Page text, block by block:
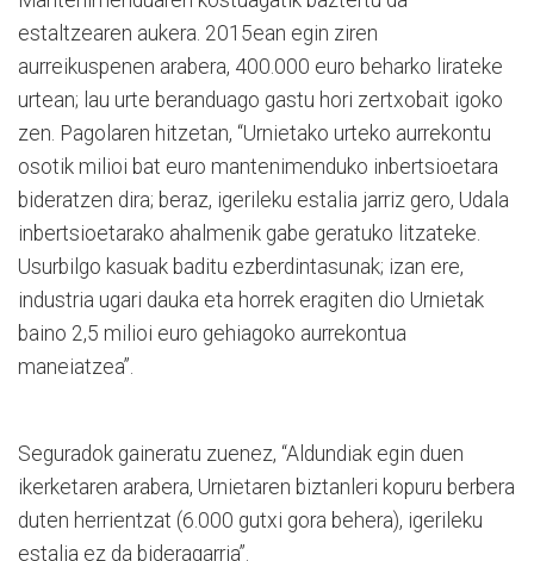
estaltzearen aukera. 2015ean egin ziren
aurreikuspenen arabera, 400.000 euro beharko lirateke
urtean; lau urte beranduago gastu hori zertxobait igoko
zen. Pagolaren hitzetan, “Urnietako urteko aurrekontu
osotik milioi bat euro mantenimenduko inbertsioetara
bideratzen dira; beraz, igerileku estalia jarriz gero, Udala
inbertsioetarako ahalmenik gabe geratuko litzateke.
Usurbilgo kasuak baditu ezberdintasunak; izan ere,
industria ugari dauka eta horrek eragiten dio Urnietak
baino 2,5 milioi euro gehiagoko aurrekontua
maneiatzea”.
Seguradok gaineratu zuenez, “Aldundiak egin duen
ikerketaren arabera, Urnietaren biztanleri kopuru berbera
duten herrientzat (6.000 gutxi gora behera), igerileku
estalia ez da bideragarria”.